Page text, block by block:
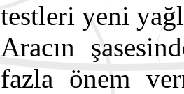
testleri yeni
Aracın
fazla önem